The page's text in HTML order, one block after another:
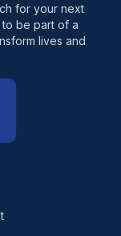
for your next
be part of a
lives and